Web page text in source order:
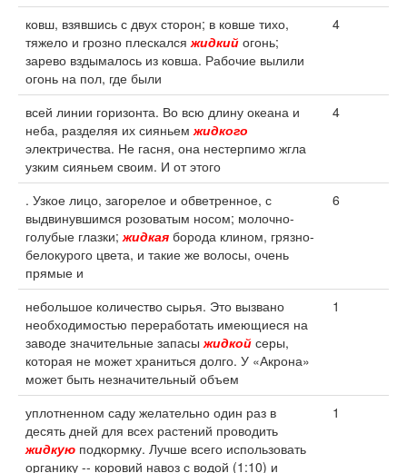
ковш, взявшись с двух сторон; в ковше тихо,
тяжело и грозно плескалсяжидкий огонь;
зарево вздымалось из ковша. Рабочие вылили
огонь на пол, где были
4
всей линии горизонта. Во всю длину океана и
неба, разделяя их сияньемжидкого
электричества. Не гасня, она нестерпимо жгла
узким сияньем своим. И от этого
4
. Узкое лицо, загорелое и обветренное, с
выдвинувшимся розоватым носом; молочно-
голубые глазки;жидкая борода клином, грязно-
белокурого цвета, и такие же волосы, очень
прямые и
6
небольшое количество сырья. Это вызвано
необходимостью переработать имеющиеся на
заводе значительные запасыжидкой серы,
которая не может храниться долго. У «Акрона»
может быть незначительный объем
1
уплотненном саду желательно один раз в
десять дней для всех растений проводить
жидкую подкормку. Лучше всего использовать
органику -- коровий навоз с водой (1:10) и
1